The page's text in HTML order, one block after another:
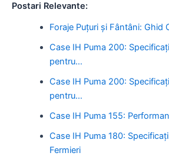
Postari Relevante:
Foraje Puțuri și Fântâni: Ghid
Case IH Puma 200:
pentru…
Case IH Puma 200:
pentru…
Case IH Puma 155:
Case IH Puma 180:
Fermieri